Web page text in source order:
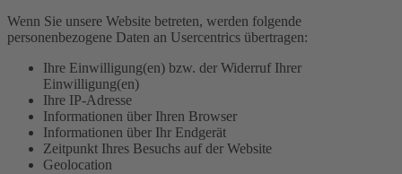
Wenn Sie unsere Website betreten, werden folgende
personenbezogene Daten an Usercentrics übertragen:
Ihre Einwilligung(en) bzw. der Widerruf Ihrer
Einwilligung(en)
Ihre IP-Adresse
Informationen über Ihren Browser
Informationen über Ihr Endgerät
Zeitpunkt Ihres Besuchs auf der Website
Geolocation